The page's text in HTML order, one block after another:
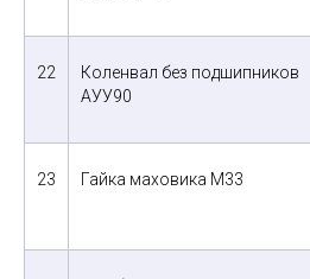
22
Коленвал без подшипников
АУУ90
23
Гайка маховика М33